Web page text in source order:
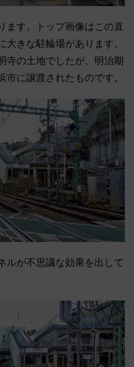
ます。トップ画像はこの直
きな駐輪場があります。
寺の土地でしたが、明治期
に譲渡されたものです。
ルが不思議な効果を出して